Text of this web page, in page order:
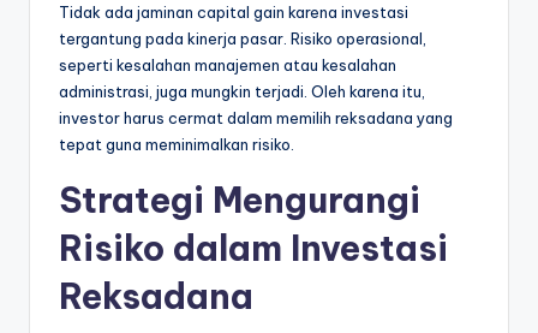
Tidak ada jaminan capital gain karena investasi
tergantung pada kinerja pasar. Risiko operasional,
seperti kesalahan manajemen atau kesalahan
administrasi, juga mungkin terjadi. Oleh karena itu,
investor harus cermat dalam memilih reksadana yang
tepat guna meminimalkan risiko.
Strategi Mengurangi
Risiko dalam Investasi
Reksadana